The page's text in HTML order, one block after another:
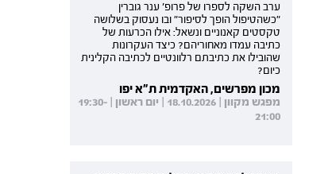
ערב השקה לספרו של פרופ' ענר גוברין
"כשהטיפול הופך לסיפור" ובו נעסוק בשלושה
טקסטים קאנוניים ונשאל: אילו הכרעות של
כתיבה עמדו מאחוריהם? כיצד העקרונות
שהובילו את כתיבתם רלוונטיים לכתיבה הקלינית
כיום?
מכון מפרשים, האקדמית ת"א יפו
מפגש מקוון | 18.10.2026 | יום ראשון | 19:30-
21:00